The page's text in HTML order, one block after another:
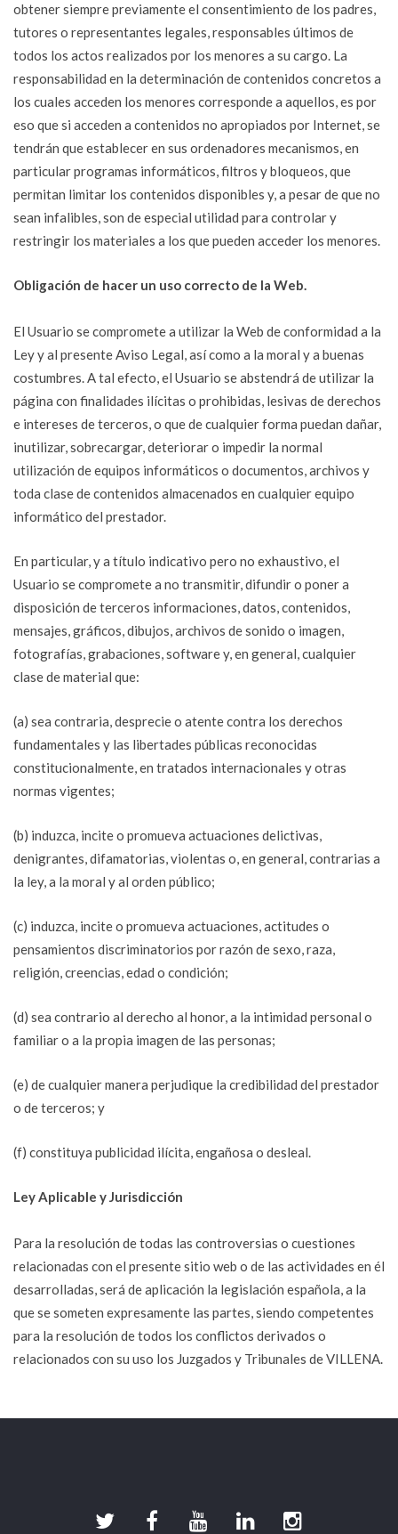
obtener siempre previamente el consentimiento de los padres,
tutores o representantes legales, responsables últimos de
todos los actos realizados por los menores a su cargo. La
responsabilidad en la determinación de contenidos concretos a
los cuales acceden los menores corresponde a aquellos, es por
eso que si acceden a contenidos no apropiados por Internet, se
tendrán que establecer en sus ordenadores mecanismos, en
particular programas informáticos, filtros y bloqueos, que
permitan limitar los contenidos disponibles y, a pesar de que no
sean infalibles, son de especial utilidad para controlar y
restringir los materiales a los que pueden acceder los menores.
Obligación de hacer un uso correcto de la Web.
El Usuario se compromete a utilizar la Web de conformidad a la
Ley y al presente Aviso Legal, así como a la moral y a buenas
costumbres. A tal efecto, el Usuario se abstendrá de utilizar la
página con finalidades ilícitas o prohibidas, lesivas de derechos
e intereses de terceros, o que de cualquier forma puedan dañar,
inutilizar, sobrecargar, deteriorar o impedir la normal
utilización de equipos informáticos o documentos, archivos y
toda clase de contenidos almacenados en cualquier equipo
informático del prestador.
En particular, y a título indicativo pero no exhaustivo, el
Usuario se compromete a no transmitir, difundir o poner a
disposición de terceros informaciones, datos, contenidos,
mensajes, gráficos, dibujos, archivos de sonido o imagen,
fotografías, grabaciones, software y, en general, cualquier
clase de material que:
(a) sea contraria, desprecie o atente contra los derechos
fundamentales y las libertades públicas reconocidas
constitucionalmente, en tratados internacionales y otras
normas vigentes;
(b) induzca, incite o promueva actuaciones delictivas,
denigrantes, difamatorias, violentas o, en general, contrarias a
la ley, a la moral y al orden público;
(c) induzca, incite o promueva actuaciones, actitudes o
pensamientos discriminatorios por razón de sexo, raza,
religión, creencias, edad o condición;
(d) sea contrario al derecho al honor, a la intimidad personal o
familiar o a la propia imagen de las personas;
(e) de cualquier manera perjudique la credibilidad del prestador
o de terceros; y
(f) constituya publicidad ilícita, engañosa o desleal.
Ley Aplicable y Jurisdicción
Para la resolución de todas las controversias o cuestiones
relacionadas con el presente sitio web o de las actividades en él
desarrolladas, será de aplicación la legislación española, a la
que se someten expresamente las partes, siendo competentes
para la resolución de todos los conflictos derivados o
relacionados con su uso los Juzgados y Tribunales de VILLENA.